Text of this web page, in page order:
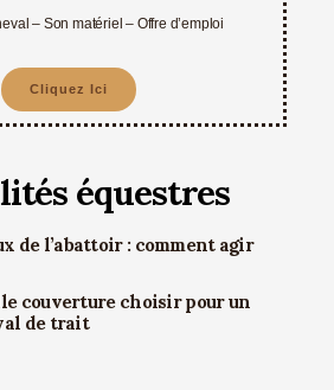
– Son matériel – Offre d’emploi
Cliquez Ici
équestres
de l’abattoir : comment agir
couverture choisir pour un
de trait